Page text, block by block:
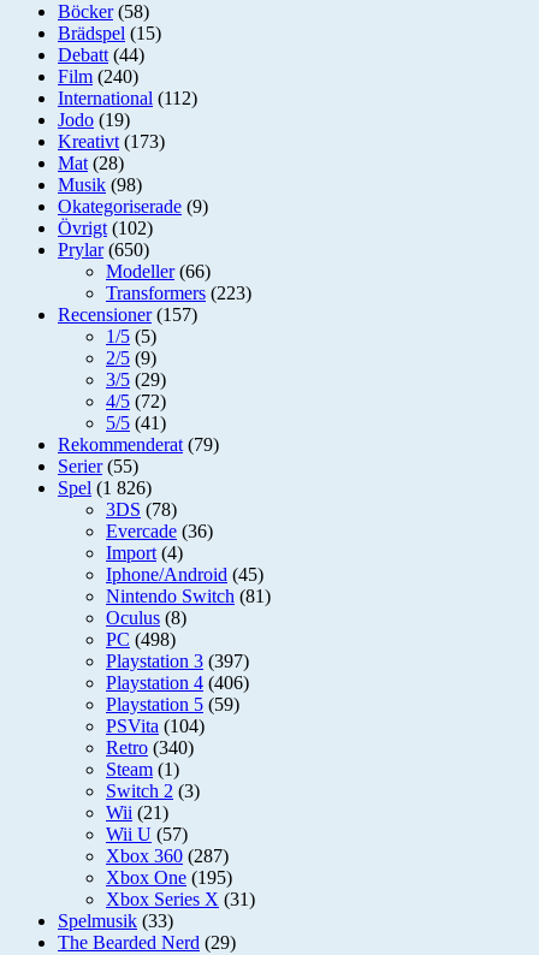
Böcker(58)
Brädspel (15)
Debatt (44)
Film (240)
International (112)
Jodo (19)
Kreativt (173)
Mat (28)
Musik (98)
Okategoriserade (9)
Övrigt (102)
Prylar(650)
Modeller(66)
Transformers (223)
Recensioner(157)
1/5 (5)
2/5 (9)
3/5 (29)
4/5 (72)
5/5 (41)
Rekommenderat (79)
Serier(55)
Spel (1 826)
3DS (78)
Evercade (36)
Import (4)
Iphone/Android (45)
Nintendo Switch (81)
Oculus (8)
PC (498)
Playstation 3 (397)
Playstation 4 (406)
Playstation 5 (59)
PSVita (104)
Retro (340)
Steam (1)
Switch 2 (3)
Wii (21)
Wii U (57)
Xbox 360 (287)
Xbox One (195)
Xbox Series X (31)
Spelmusik (33)
The Bearded Nerd (29)